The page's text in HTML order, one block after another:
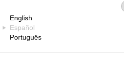
English
Español
Português